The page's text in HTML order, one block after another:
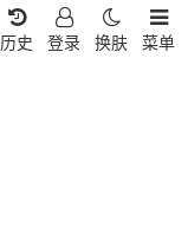
菜单
换肤
登录
历史